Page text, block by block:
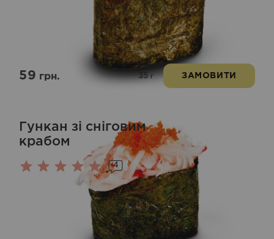
59грн. 35 г ЗАМОВИТИ
Гункан зі сніговим
крабом
Оцінено
4